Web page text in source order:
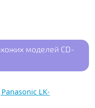
моделей CD-
LK-